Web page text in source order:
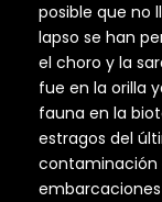
posible que no
lapso se han
el choro y la
fue en la orilla
fauna en la
estragos del
contaminación
embarcaciones